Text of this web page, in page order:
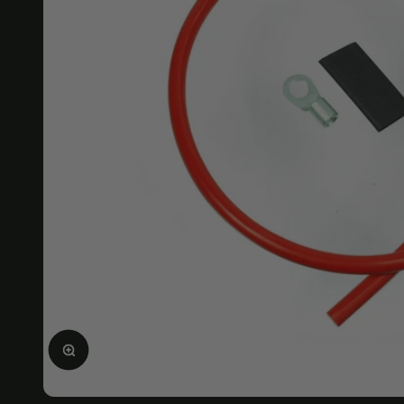
Agrandir l'image